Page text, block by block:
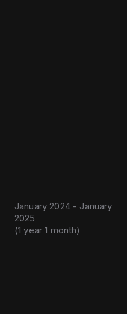
January 2024 - January
2025
(1 year 1 month)